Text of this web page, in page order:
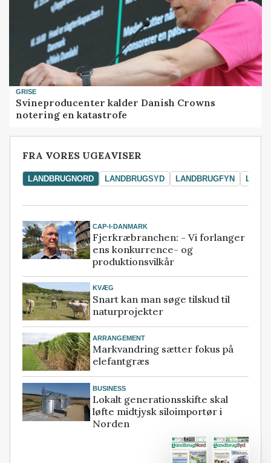
GRISE
Svineproducenter kalder Danish Crowns
notering en katastrofe
FRA VORES UGEAVISER
LANDBRUGNORD LANDBRUGSYD LANDBRUGFYN
CAP-I-DANMARK
Fjerkræbranchen: - Vi forlanger
ens konkurrence- og
produktionsvilkår
KVÆG
Snart kan man søge tilskud til
naturprojekter
ARRANGEMENT
Markvandring sætter fokus på
elefantgræs
BUSINESS
Lokalt generationsskifte skal
løfte midtjysk siloimportør i
Norden